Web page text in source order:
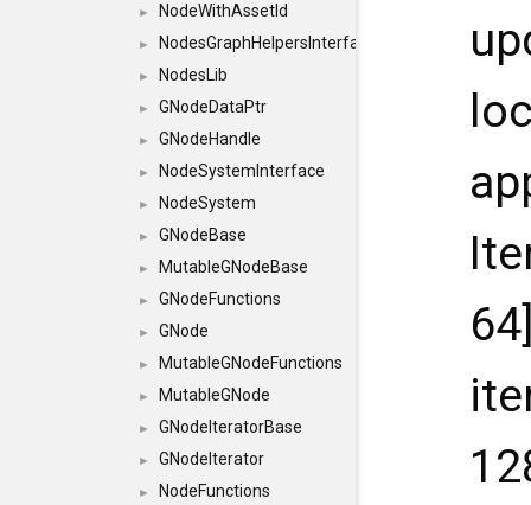
► NodeWithAssetId
► NodesGraphHelpersInterface
► NodesLib
► GNodeDataPtr
► GNodeHandle
► NodeSystemInterface
► NodeSystem
► GNodeBase
► MutableGNodeBase
► GNodeFunctions
► GNode
► MutableGNodeFunctions
► MutableGNode
► GNodeIteratorBase
► GNodeIterator
► NodeFunctions